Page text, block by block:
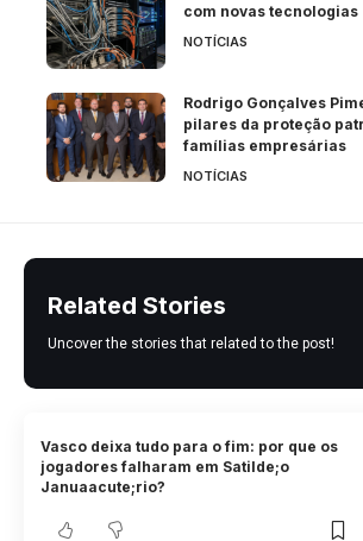
com novas tecnologias
NOTÍCIAS
Rodrigo Gonçalves
pilares da proteção
famílias empresárias
NOTÍCIAS
Related Stories
Uncover the stories that related to the post!
Vasco deixa tudo para o fim: por que os
jogadores falharam em Satilde;o
Januaacute;rio?